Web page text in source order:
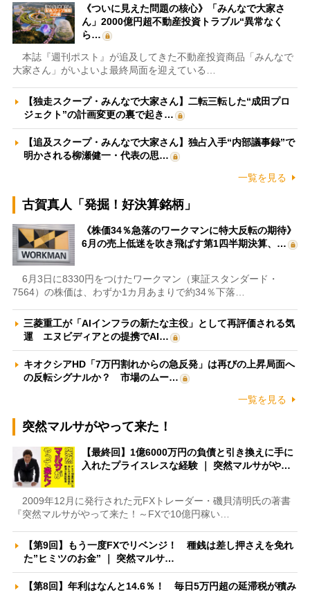
《ついに見えた問題の核心》「みんなで大家さ
ん」2000億円超不動産投資トラブル“異常なく
ら…
本誌『週刊ポスト』が追及してきた不動産投資商品「みんなで
大家さん」がいよいよ最終局面を迎えている…
【独走スクープ・みんなで大家さん】二転三転した“成田プロ
ジェクト”の計画変更の裏で起き…
【追及スクープ・みんなで大家さん】独占入手“内部議事録”で
明かされる柳瀬健一・代表の思…
一覧を見る
古賀真人「発掘！好決算銘柄」
《株価34％急落のワークマンに特大反転の期待》
6月の売上低迷を吹き飛ばす第1四半期決算、…
6月3日に8330円をつけたワークマン（東証スタンダード・
7564）の株価は、わずか1カ月あまりで約34％下落…
三菱重工が「AIインフラの新たな主役」として再評価される気
運 エヌビディアとの提携でAI…
キオクシアHD「7万円割れからの急反発」は再びの上昇局面へ
の反転シグナルか？ 市場のムー…
一覧を見る
突然マルサがやって来た！
【最終回】1億6000万円の負債と引き換えに手に
入れたプライスレスな経験 ｜ 突然マルサがや…
2009年12月に発行された元FXトレーダー・磯貝清明氏の著書
『突然マルサがやって来た！～FXで10億円稼い…
【第9回】もう一度FXでリベンジ！ 種銭は差し押さえを免れ
た”ヒミツのお金” ｜ 突然マルサ…
【第8回】年利はなんと14.6％！ 毎日5万円超の延滞税が積み